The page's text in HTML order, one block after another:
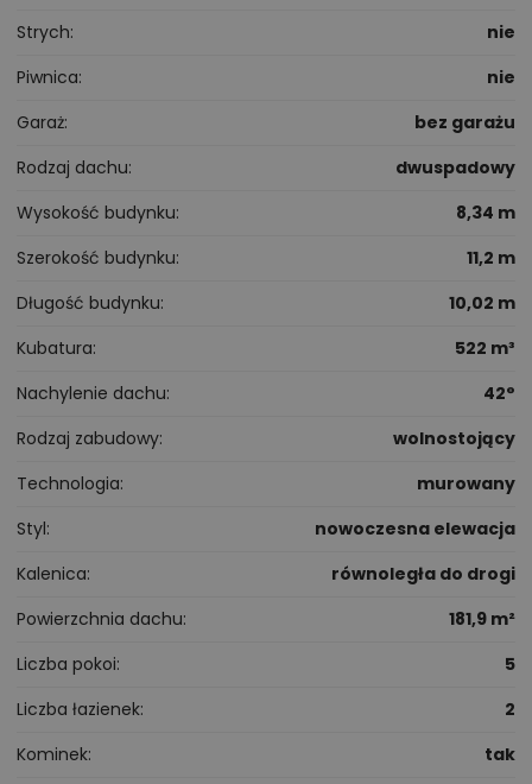
Strych
nie
Piwnica
nie
Garaż
bez garażu
Rodzaj dachu
dwuspadowy
Wysokość budynku
8,34 m
Szerokość budynku
11,2 m
Długość budynku
10,02 m
Kubatura
522 m³
Nachylenie dachu
42°
Rodzaj zabudowy
wolnostojący
Technologia
murowany
Styl
nowoczesna elewacja
Kalenica
równoległa do drogi
Powierzchnia dachu
181,9 m²
Liczba pokoi
5
Liczba łazienek
2
Kominek
tak